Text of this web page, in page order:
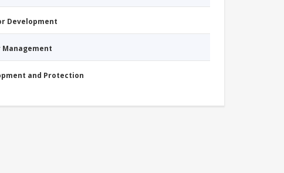
Development
Management
and Protection